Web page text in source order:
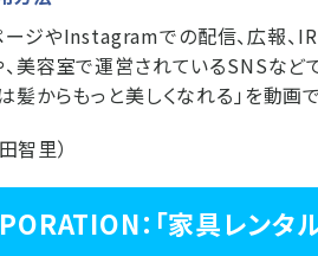
ジやInstagramでの配信、広報、
美容室で運営されているSNSなど
髪からもっと美しくなれる」を動画
智里）
：「家具レンタ